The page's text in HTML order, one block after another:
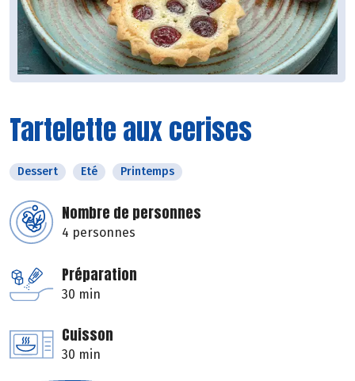
Tartelette aux cerises
Dessert Eté Printemps
Nombre de personnes
4 personnes
Préparation
30 min
Cuisson
30 min